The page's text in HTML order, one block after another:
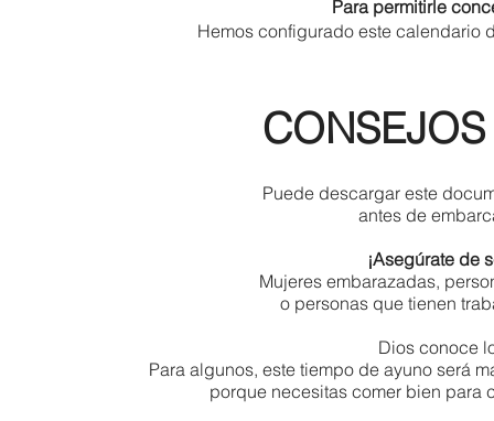
Para permitirle
Hemos configurado este calendario
Puede descargar este
antes de
¡Asegúrate de
Mujeres embarazadas,
o personas que tienen
Dios conoce
Para algunos, este tiempo de ayuno será
porque necesitas comer bien para